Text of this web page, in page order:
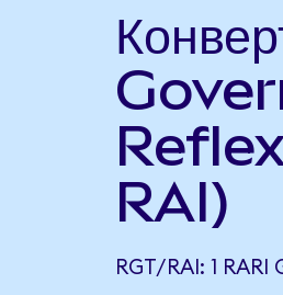
RAI)
RGT/RAI: 1